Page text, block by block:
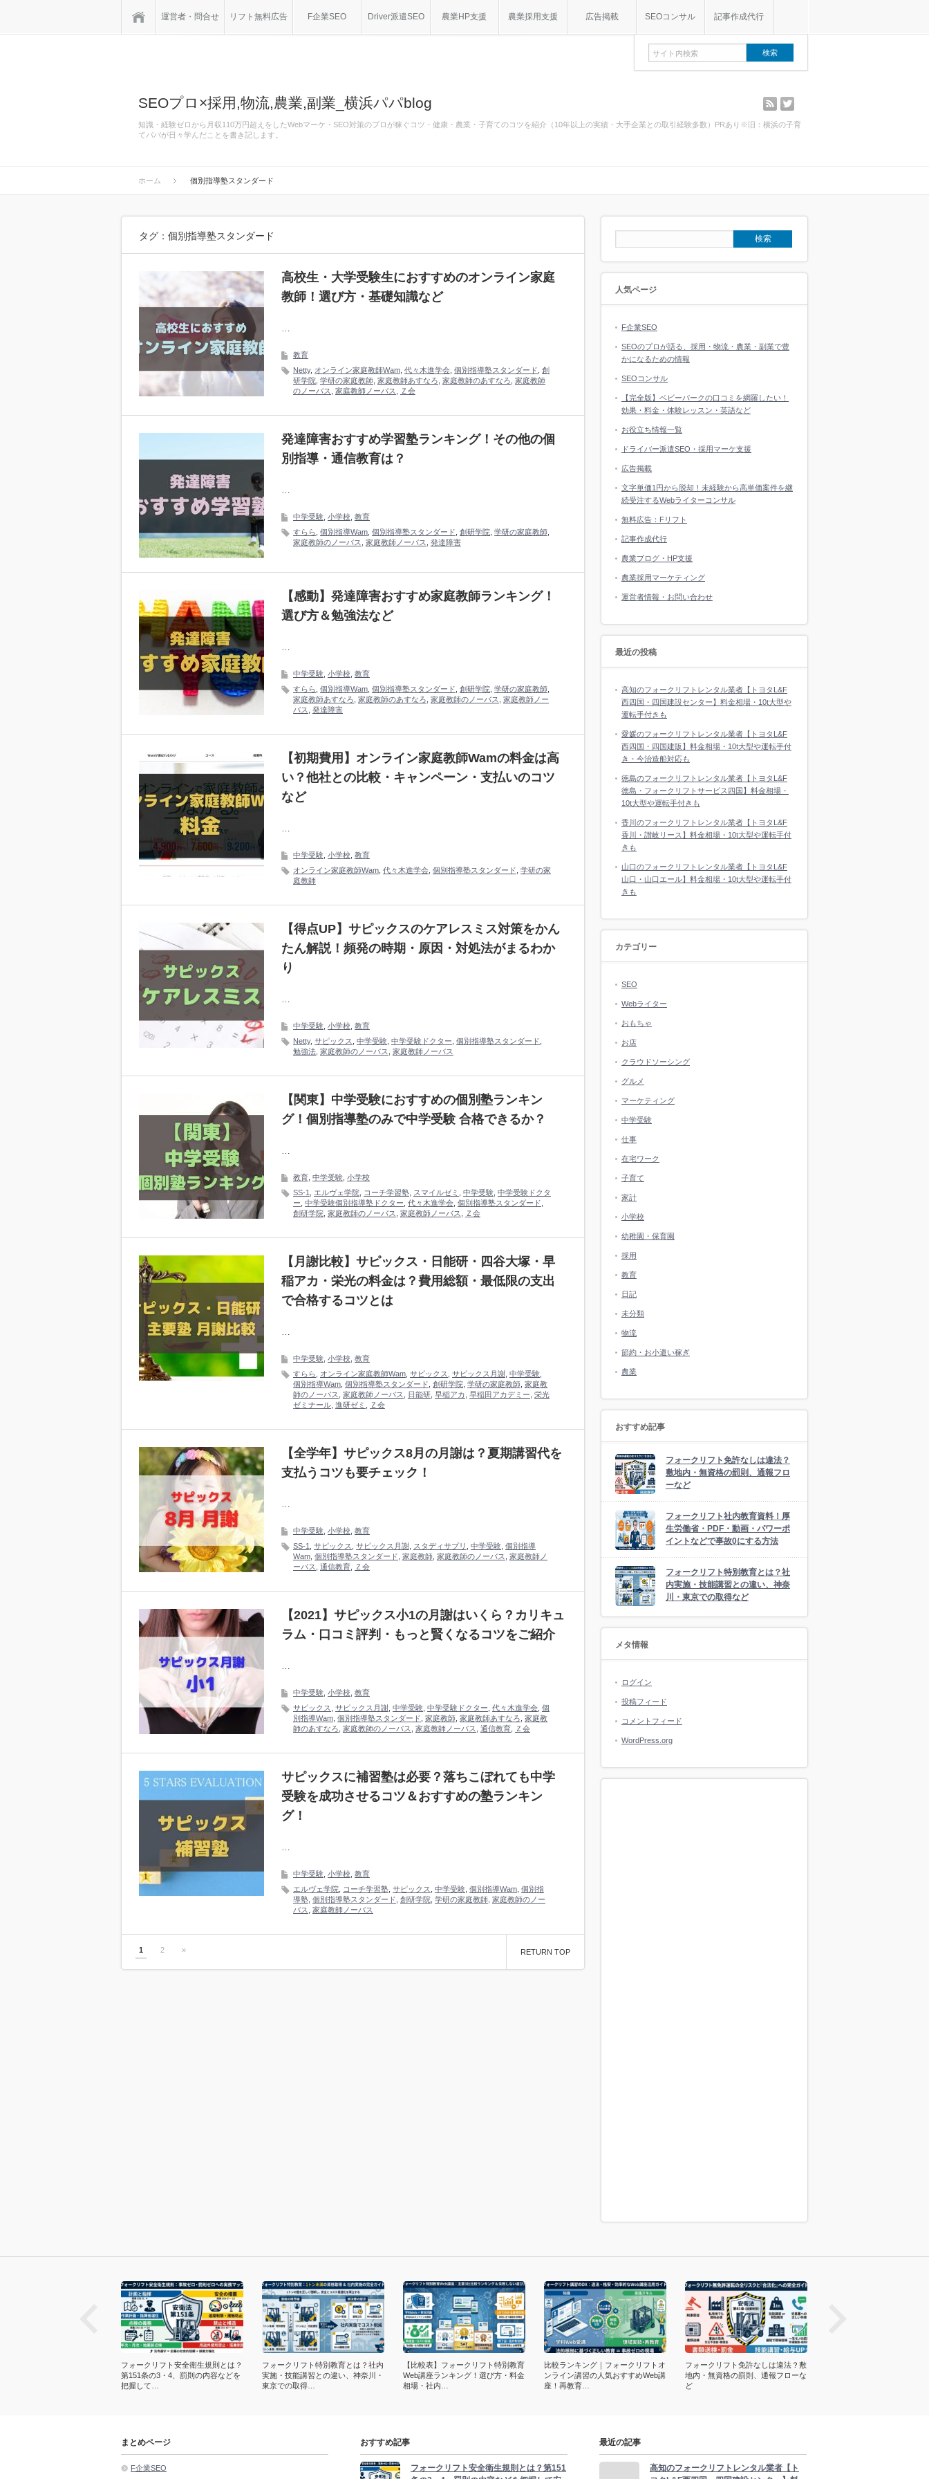
運営者・問合せ リフト無料広告 F企業SEO Driver派遣SEO 農業HP支援 農業採用支援 広告掲載 SEOコンサル 記事作成代行
SEOプロ×採用,物流,農業,副業_横浜パパblog
知識・経験ゼロから月収110万円超えをしたWebマーケ・SEO対策のプロが稼ぐコツ・健康・農業・子育てのコツを紹介（10年以上の実績・大手企業との取引経験多数）PRあり※旧：横浜の子育
てパパが日々学んだことを書き記します。
rss
ホーム 個別指導塾スタンダード
タグ：個別指導塾スタンダード
高校生・大学受験生におすすめのオンライン家庭
教師！選び方・基礎知識など
…
教育
Netty, オンライン家庭教師Wam 代々木進学会 個別指導塾スタンダード 創
研学院 学研の家庭教師 家庭教師あすなろ 家庭教師のあすなろ 家庭教師
のノーバス
家庭教師ノーバス Ｚ会
発達障害おすすめ学習塾ランキング！その他の個
別指導・通信教育は？
…
中学受験 小学校 教育
すらら 個別指導Wam 個別指導塾スタンダード 創研学院 学研の家庭教師
家庭教師のノーバス
家庭教師ノーバス 発達障害
【感動】発達障害おすすめ家庭教師ランキング！
選び方＆勉強法など
…
中学受験 小学校 教育
すらら 個別指導Wam 個別指導塾スタンダード 創研学院 学研の家庭教師
家庭教師あすなろ 家庭教師のあすなろ 家庭教師のノーバス
家庭教師ノー
バス
発達障害
【初期費用】オンライン家庭教師Wamの料金は高
い？他社との比較・キャンペーン・支払いのコツ
など
…
中学受験 小学校 教育
オンライン家庭教師Wam 代々木進学会 個別指導塾スタンダード 学研の家
庭教師
【得点UP】サピックスのケアレスミス対策をかん
たん解説！頻発の時期・原因・対処法がまるわか
り
…
中学受験 小学校 教育
Netty, サピックス 中学受験 中学受験ドクター 個別指導塾スタンダード
勉強法 家庭教師のノーバス 家庭教師ノーバス
【関東】中学受験におすすめの個別塾ランキン
グ！個別指導塾のみで中学受験 合格できるか？
…
教育 中学受験 小学校
SS-1
エルヴェ学院 コーチ学習塾 スマイルゼミ 中学受験 中学受験ドクタ
ー 中学受験個別指導塾ドクター 代々木進学会 個別指導塾スタンダード
創研学院 家庭教師のノーバス 家庭教師ノーバス Ｚ会
【月謝比較】サピックス・日能研・四谷大塚・早
稲アカ・栄光の料金は？費用総額・最低限の支出
で合格するコツとは
…
中学受験 小学校 教育
すらら
オンライン家庭教師Wam サピックス サピックス月謝 中学受験
個別指導Wam 個別指導塾スタンダード 創研学院 学研の家庭教師 家庭教
師のノーバス
家庭教師ノーバス 日能研 早稲アカ 早稲田アカデミー 栄光
ゼミナール 進研ゼミ Ｚ会
【全学年】サピックス8月の月謝は？夏期講習代を
支払うコツも要チェック！
…
中学受験 小学校 教育
SS-1
サピックス サピックス月謝 スタディサプリ 中学受験 個別指導
Wam 個別指導塾スタンダード 家庭教師 家庭教師のノーバス
家庭教師ノ
ーバス
通信教育 Ｚ会
【2021】サピックス小1の月謝はいくら？カリキュ
ラム・口コミ評判・もっと賢くなるコツをご紹介
…
中学受験 小学校 教育
サピックス
サピックス月謝 中学受験 中学受験ドクター 代々木進学会 個
別指導Wam 個別指導塾スタンダード 家庭教師 家庭教師あすなろ 家庭教
師のあすなろ 家庭教師のノーバス 家庭教師ノーバス 通信教育 Ｚ会
サピックスに補習塾は必要？落ちこぼれても中学
受験を成功させるコツ＆おすすめの塾ランキン
グ！
…
中学受験 小学校 教育
エルヴェ学院
コーチ学習塾 サピックス 中学受験 個別指導Wam 個別指
導塾 個別指導塾スタンダード 創研学院 学研の家庭教師 家庭教師のノー
バス
家庭教師ノーバス
1 2 » RETURN TOP
人気ページ
F企業SEO
SEOのプロが語る、採用・物流・農業・副業で豊
かになるための情報
SEOコンサル
【完全版】ベビーパークの口コミを網羅したい！
効果・料金・体験レッスン・英語など
お役立ち情報一覧
ドライバー派遣SEO・採用マーケ支援
広告掲載
文字単価1円から脱却！未経験から高単価案件を継
続受注するWebライターコンサル
無料広告：Fリフト
記事作成代行
農業ブログ・HP支援
農業採用マーケティング
運営者情報・お問い合わせ
最近の投稿
高知のフォークリフトレンタル業者【トヨタL&F
西四国・四国建設センター】料金相場・10t大型や
運転手付きも
愛媛のフォークリフトレンタル業者【トヨタL&F
西四国・四国建販】料金相場・10t大型や運転手付
き・今治造船対応も
徳島のフォークリフトレンタル業者【トヨタL&F
徳島・フォークリフトサービス四国】料金相場・
10t大型や運転手付きも
香川のフォークリフトレンタル業者【トヨタL&F
香川・讃岐リース】料金相場・10t大型や運転手付
きも
山口のフォークリフトレンタル業者【トヨタL&F
山口・山口エール】料金相場・10t大型や運転手付
きも
カテゴリー
SEO
Webライター
おもちゃ
お店
クラウドソーシング
グルメ
マーケティング
中学受験
仕事
在宅ワーク
子育て
家計
小学校
幼稚園・保育園
採用
教育
日記
未分類
物流
節約・お小遣い稼ぎ
農業
おすすめ記事
フォークリフト免許なしは違法？
敷地内・無資格の罰則、通報フロ
ーなど
フォークリフト社内教育資料！厚
生労働省・PDF・動画・パワーポ
イントなどで事故0にする方法
フォークリフト特別教育とは？社
内実施・技能講習との違い、神奈
川・東京での取得など
メタ情報
ログイン
投稿フィード
コメントフィード
WordPress.org
フォークリフト安全衛生規則とは？
第151条の3・4、罰則の内容などを
把握して…
フォークリフト特別教育とは？社内
実施・技能講習との違い、神奈川・
東京での取得…
【比較表】フォークリフト特別教育
Web講座ランキング！選び方・料金
相場・社内…
比較ランキング｜フォークリフトオ
ンライン講習の人気おすすめWeb講
座！再教育…
フォークリフト免許なしは違法？敷
地内・無資格の罰則、通報フローな
ど
まとめページ
F企業SEO
おすすめ記事
フォークリフト安全衛生規則とは？第151
最近の記事
高知のフォークリフトレンタル業者【ト